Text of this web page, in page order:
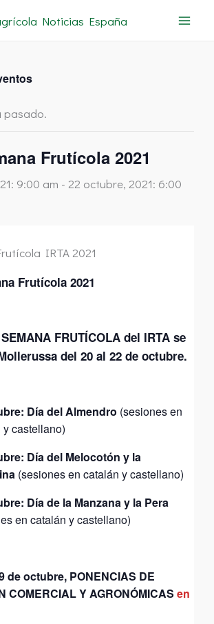
pasado.
Frutícola 2021
9:00 am - 22 octubre, 2021: 6:00
Frutícola 2021
FRUTÍCOLA del IRTA se
del 20 al 22 de octubre.
Día del Almendro (sesiones en
castellano)
Día del Melocotón y la
(sesiones en catalán y castellano)
Día de la Manzana y la Pera
en catalán y castellano)
de octubre, PONENCIAS DE
COMERCIAL Y AGRONÓMICASen